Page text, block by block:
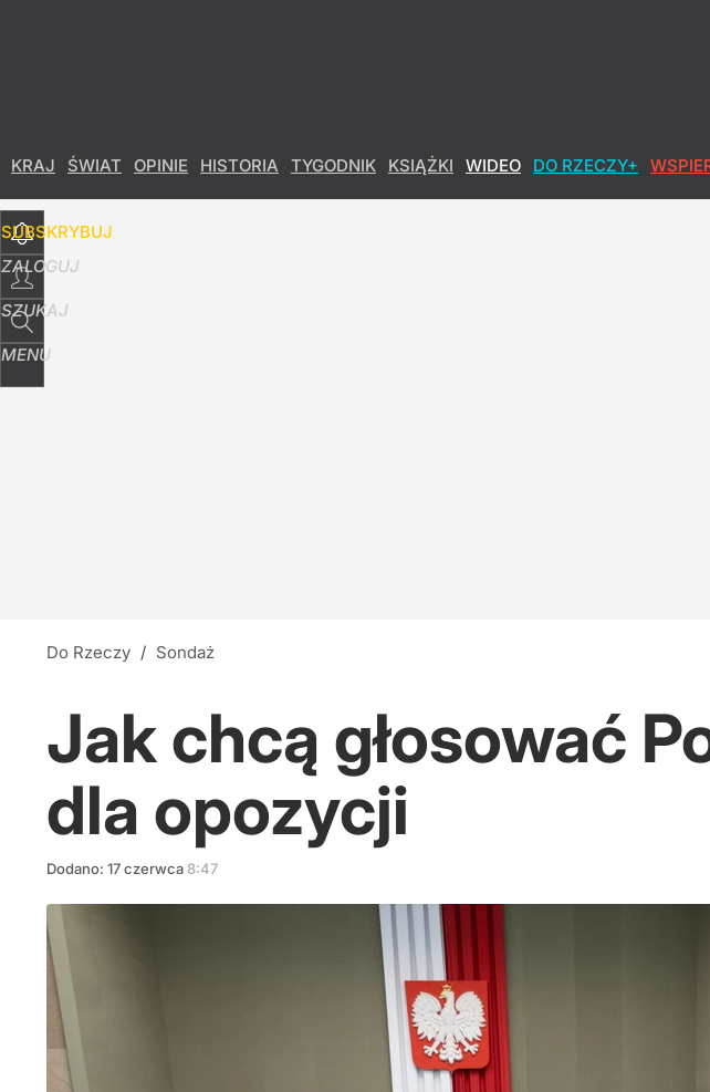
KRAJ ŚWIAT OPINIE HISTORIA TYGODNIK KSIĄŻKI WIDEO DO RZECZY+
SUBSKRYBUJ
ZALOGUJ
SZUKAJ
MENU
Do Rzeczy / Sondaż
Jak chcą głosować
dla opozycji
Dodano: 17czerwca 8:47